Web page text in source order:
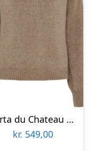
Marta du Chateau dame strik MdcRosa 5102 – Tortora27654
kr. 549,00